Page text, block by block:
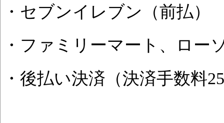
・セブンイレブン（前払）
・ファミリーマート、ロー
・後払い決済（決済手数料